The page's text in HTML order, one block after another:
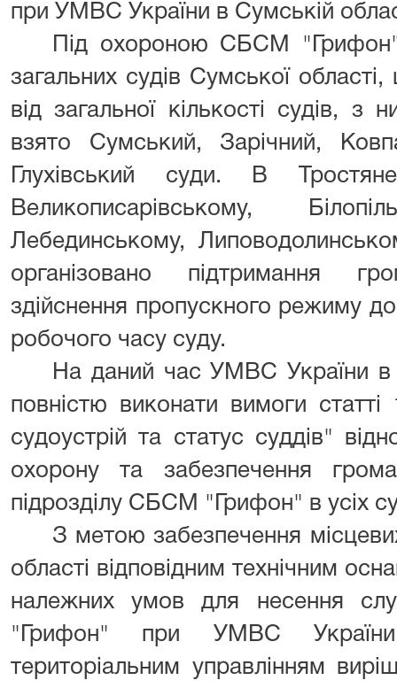
при УМВС України в Сумській
Під охороною СБСМ "Грифон"
загальних судів Сумської
від загальної кількості судів, з
взято Сумський, Зарічний,
Глухівський суди. В
Великописарівському,
Лебединському,
організовано підтримання
здійснення пропускного режиму
робочого часу суду.
На даний час УМВС України в
повністю виконати вимоги
судоустрій та статус суддів"
охорону та забезпечення
підрозділу СБСМ "Грифон" в усіх
З метою забезпечення
області відповідним технічним
належних умов для несення
"Грифон" при УМВС
територіальним управлінням